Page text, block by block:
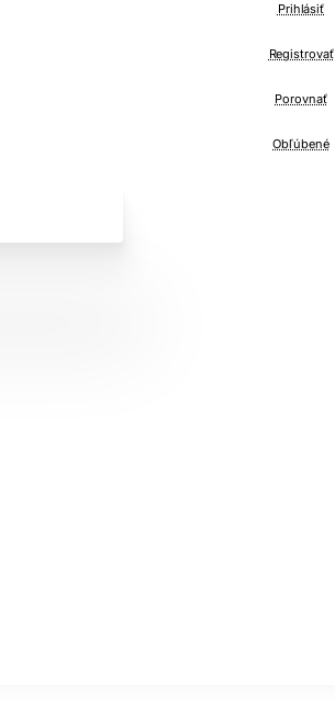
Prihlásiť
Registrovať
Porovnať
Obľúbené